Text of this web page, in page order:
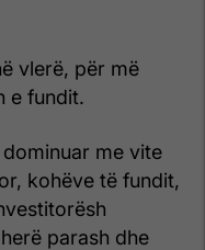
vlerë, për më
e fundit.
me vite
kohëve të fundit,
parash dhe